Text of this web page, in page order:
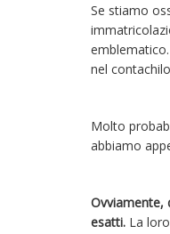
Se stiamo
nel
Molto
abbiamo
Ovviamente,
esatti. La